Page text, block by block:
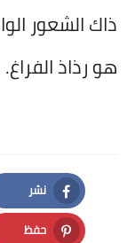
ذاك الشعور
هو رذاذ الفراغ.
نشر
Facebook
حفظ